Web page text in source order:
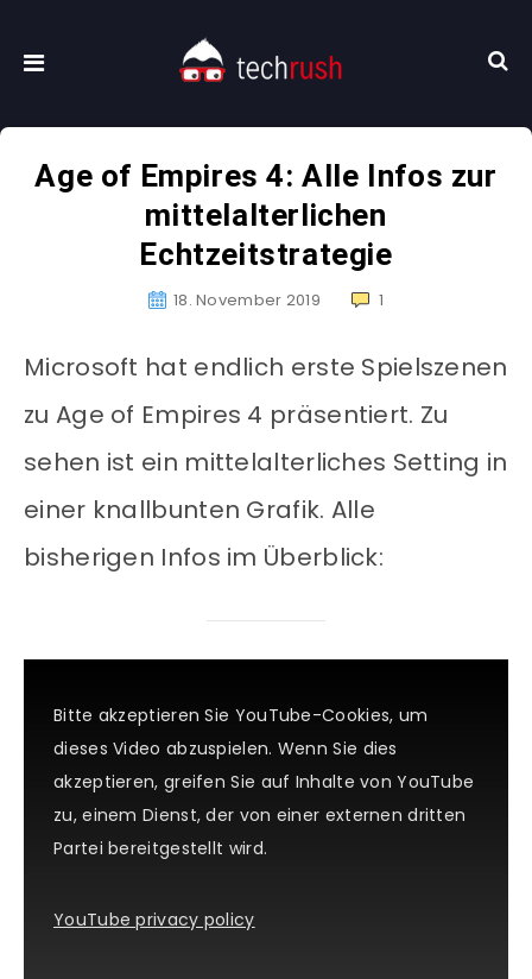
Age of Empires 4: Alle Infos zur
mittelalterlichen
Echtzeitstrategie
18. November 2019 1
Microsoft hat endlich erste Spielszenen
zu Age of Empires 4 präsentiert. Zu
sehen ist ein mittelalterliches Setting in
einer knallbunten Grafik. Alle
bisherigen Infos im Überblick:
Bitte akzeptieren Sie YouTube-Cookies, um
dieses Video abzuspielen. Wenn Sie dies
akzeptieren, greifen Sie auf Inhalte von YouTube
zu, einem Dienst, der von einer externen dritten
Partei bereitgestellt wird.
YouTube privacy policy